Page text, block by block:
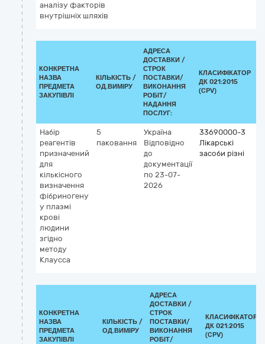
аналізу факторів
внутрішніх шляхів
КОНКРЕТНА
НАЗВА
ПРЕДМЕТА
ЗАКУПІВЛІ
КІЛЬКІСТЬ /
ОД.ВИМІРУ
АДРЕСА
ДОСТАВКИ /
СТРОК
ПОСТАВКИ/
ВИКОНАННЯ
РОБІТ/
НАДАННЯ
ПОСЛУГ:
КЛАСИФІКАТОР
ДК 021:2015
(CPV)
Набір
реагентів
призначений
для
кількісного
визначення
фібриногену
у плазмі
крові
людини
згідно
методу
Клаусса
5
паковання
Україна
Відповідно
до
документації
по 23-07-
2026
33690000-3
Лікарські
засоби різні
КОНКРЕТНА
НАЗВА
ПРЕДМЕТА
ЗАКУПІВЛІ
КІЛЬКІСТЬ /
ОД.ВИМІРУ
АДРЕСА
ДОСТАВКИ /
СТРОК
ПОСТАВКИ/
ВИКОНАННЯ
РОБІТ/
КЛАСИФІКАТОР
ДК 021:2015
(CPV)